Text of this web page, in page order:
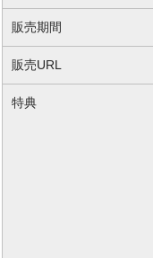
販売期間
販売URL
特典